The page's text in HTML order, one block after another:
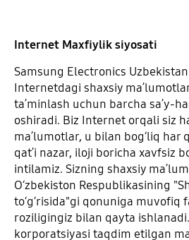
Internet Maxfiylik siyosati
Samsung Electronics
Internetdagi shaxsiy
taʼminlash uchun barcha saʼy-
oshiradi. Biz Internet orqali siz
maʼlumotlar, u bilan bogʻliq har
qatʼi nazar, iloji boricha xavfsiz
intilamiz. Sizning shaxsiy
Oʻzbekiston Respublikasining
toʻgʻrisida"gi qonuniga muvofiq
roziligingiz bilan qayta
korporatsiyasi taqdim etilgan